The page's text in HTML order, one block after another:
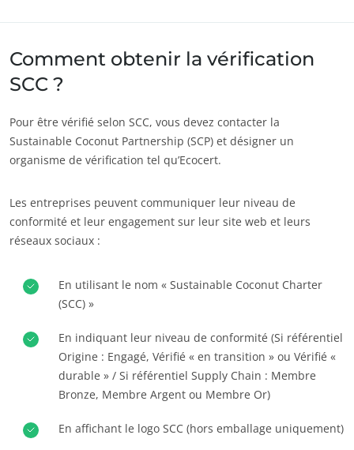
Agir via nos prestations
Progresser avec nos équipes
Innover avec notre écosystème
Comment obtenir la vérification
SCC ?
Pour être vérifié selon SCC, vous devez contacter la
Sustainable Coconut Partnership (SCP) et désigner un
organisme de vérification tel qu’Ecocert.
Les entreprises peuvent communiquer leur niveau de
conformité et leur engagement sur leur site web et leurs
réseaux sociaux :
En utilisant le nom « Sustainable Coconut Charter
(SCC) »
En indiquant leur niveau de conformité (Si référentiel
Origine : Engagé, Vérifié « en transition » ou Vérifié «
durable » / Si référentiel Supply Chain : Membre
Bronze, Membre Argent ou Membre Or)
En affichant le logo SCC (hors emballage uniquement)